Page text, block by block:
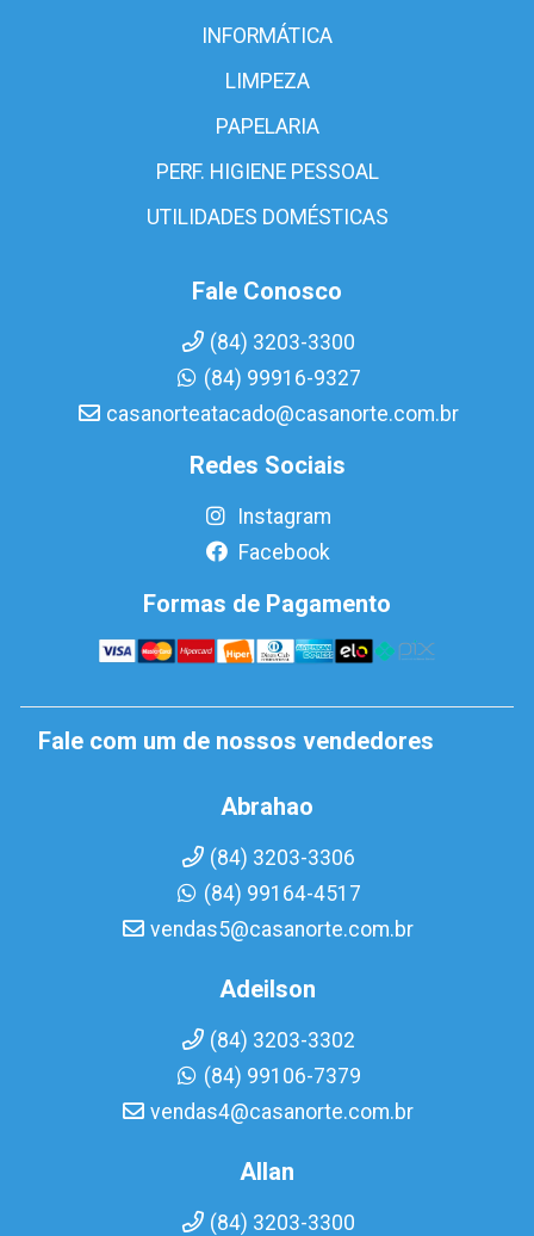
INFORMÁTICA
LIMPEZA
PAPELARIA
PERF. HIGIENE PESSOAL
UTILIDADES DOMÉSTICAS
Fale Conosco
(84) 3203-3300
(84) 99916-9327
casanorteatacado@casanorte.com.br
Redes Sociais
Instagram
Facebook
Formas de Pagamento
Fale com um de nossos vendedores
Abrahao
(84) 3203-3306
(84) 99164-4517
vendas5@casanorte.com.br
Adeilson
(84) 3203-3302
(84) 99106-7379
vendas4@casanorte.com.br
Allan
(84) 3203-3300